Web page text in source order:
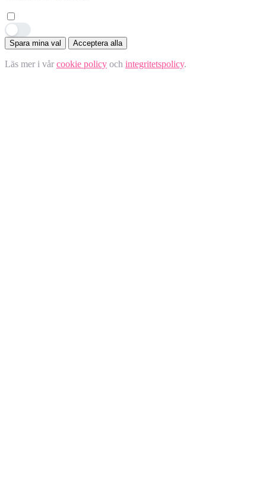
Spara mina val Acceptera alla
Läs mer i vår cookie policy och integritetspolicy.